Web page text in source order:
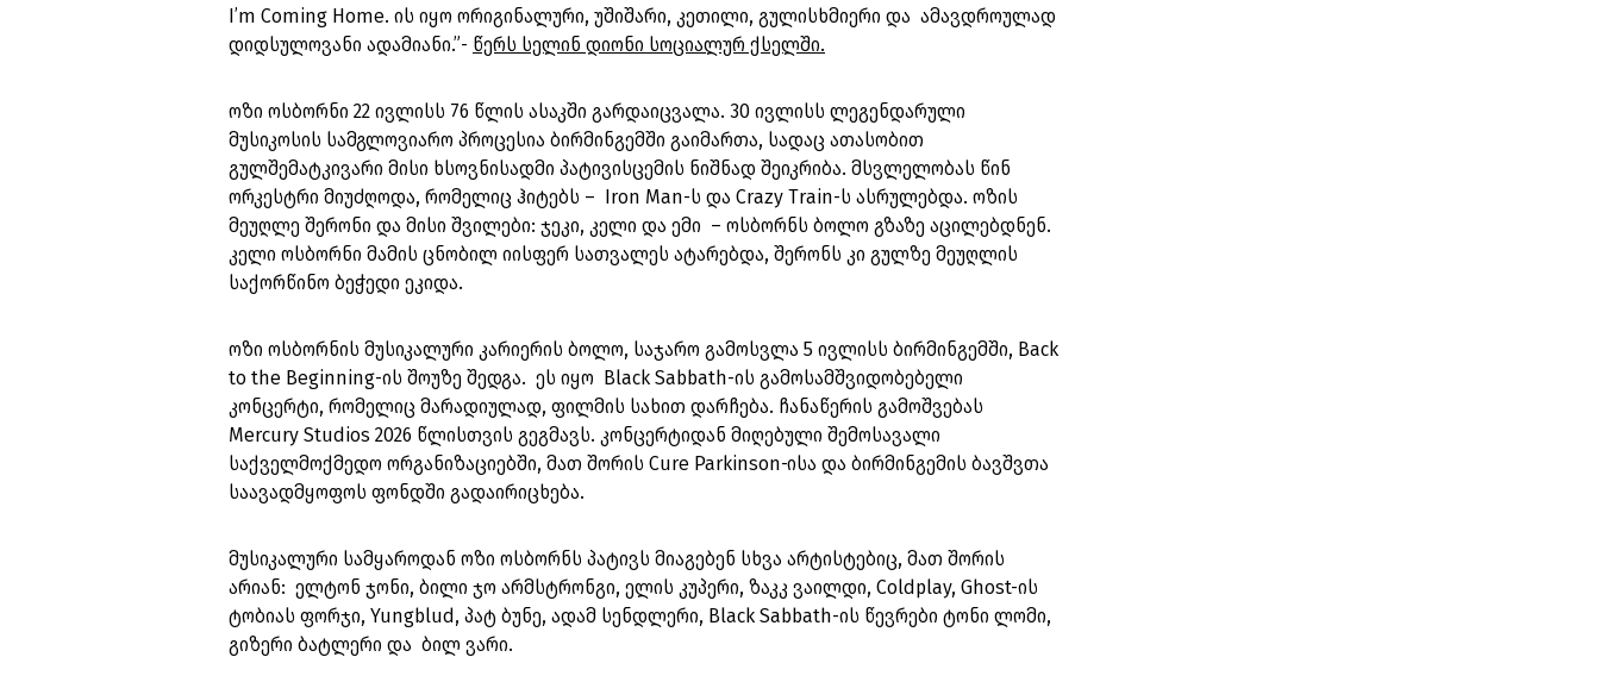
I’m Coming Home. ის იყო ორიგინალური, უშიშარი, კეთილი, გულისხმიერი და ამავდროულად
დიდსულოვანი ადამიანი.”- წერს სელინ დიონი სოციალურ ქსელში.
ოზი ოსბორნი 22 ივლისს 76 წლის ასაკში გარდაიცვალა. 30 ივლისს ლეგენდარული
მუსიკოსის სამგლოვიარო პროცესია ბირმინგემში გაიმართა, სადაც ათასობით
გულშემატკივარი მისი ხსოვნისადმი პატივისცემის ნიშნად შეიკრიბა. მსვლელობას წინ
ორკესტრი მიუძღოდა, რომელიც ჰიტებს – Iron Man-ს და Crazy Train-ს ასრულებდა. ოზის
მეუღლე შერონი და მისი შვილები: ჯეკი, კელი და ემი – ოსბორნს ბოლო გზაზე აცილებდნენ.
კელი ოსბორნი მამის ცნობილ იისფერ სათვალეს ატარებდა, შერონს კი გულზე მეუღლის
საქორწინო ბეჭედი ეკიდა.
ოზი ოსბორნის მუსიკალური კარიერის ბოლო, საჯარო გამოსვლა 5 ივლისს ბირმინგემში, Back
to the Beginning-ის შოუზე შედგა. ეს იყო Black Sabbath-ის გამოსამშვიდობებელი
კონცერტი, რომელიც მარადიულად, ფილმის სახით დარჩება. ჩანაწერის გამოშვებას
Mercury Studios 2026 წლისთვის გეგმავს. კონცერტიდან მიღებული შემოსავალი
საქველმოქმედო ორგანიზაციებში, მათ შორის Cure Parkinson‑ისა და ბირმინგემის ბავშვთა
საავადმყოფოს ფონდში გადაირიცხება.
მუსიკალური სამყაროდან ოზი ოსბორნს პატივს მიაგებენ სხვა არტისტებიც, მათ შორის
არიან: ელტონ ჯონი, ბილი ჯო არმსტრონგი, ელის კუპერი, ზაკკ ვაილდი, Coldplay, Ghost-ის
ტობიას ფორჯი, Yungblud, პატ ბუნე, ადამ სენდლერი, Black Sabbath-ის წევრები ტონი ლომი,
გიზერი ბატლერი და ბილ ვარი.